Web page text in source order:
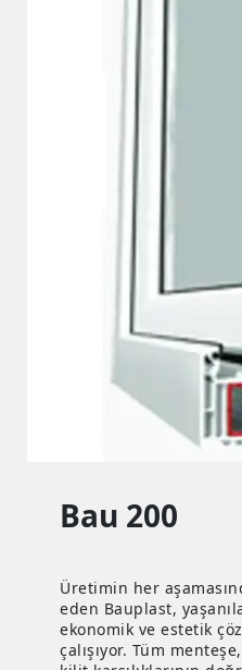
Bau 200
Üretimin her
eden Bauplast,
ekonomik ve estetik
çalışıyor. Tüm